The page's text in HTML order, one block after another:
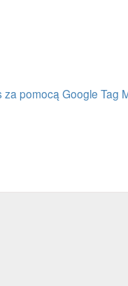
pomocą Google Tag